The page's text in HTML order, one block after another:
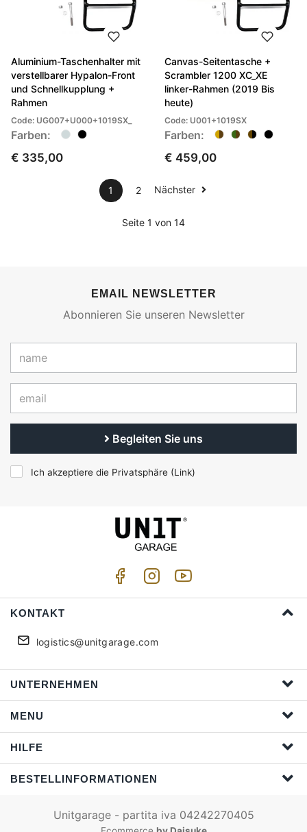
Aluminium-Taschenhalter mit
verstellbarer Hypalon-Front
und Schnellkupplung +
Rahmen
Code: UG007+U000+1019SX_
Farben:
€ 335,00
Canvas-Seitentasche +
Scrambler 1200 XC_XE
linker-Rahmen (2019 Bis
heute)
Code: U001+1019SX
Farben:
€ 459,00
1 2 Nächster
Seite 1 von 14
EMAIL NEWSLETTER
Abonnieren Sie unseren Newsletter
Begleiten Sie uns
Ich akzeptiere die Privatsphäre (Link)
KONTAKT
logistics@unitgarage.com
UNTERNEHMEN
MENU
HILFE
BESTELLINFORMATIONEN
Unitgarage - partita iva 04242270405